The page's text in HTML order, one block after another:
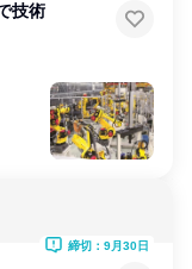
技術
締切：9月30日